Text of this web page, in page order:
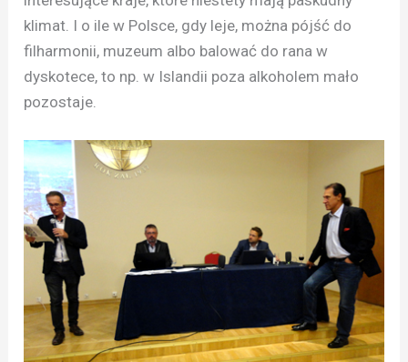
klimat. I o ile w Polsce, gdy leje, można pójść do
filharmonii, muzeum albo balować do rana w
dyskotece, to np. w Islandii poza alkoholem mało
pozostaje.